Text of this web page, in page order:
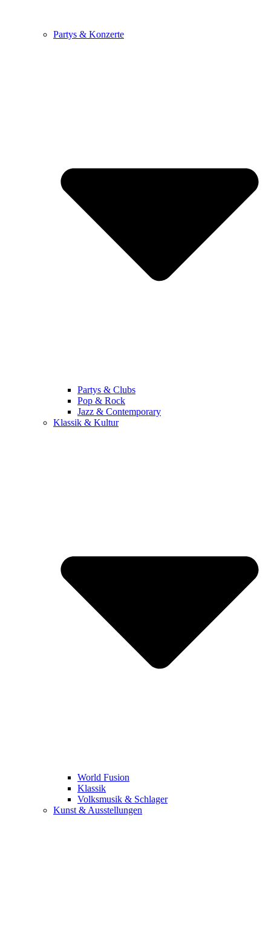
Partys & Konzerte
Partys & Clubs
Pop & Rock
Jazz & Contemporary
Klassik & Kultur
World Fusion
Klassik
Volksmusik & Schlager
Kunst & Ausstellungen